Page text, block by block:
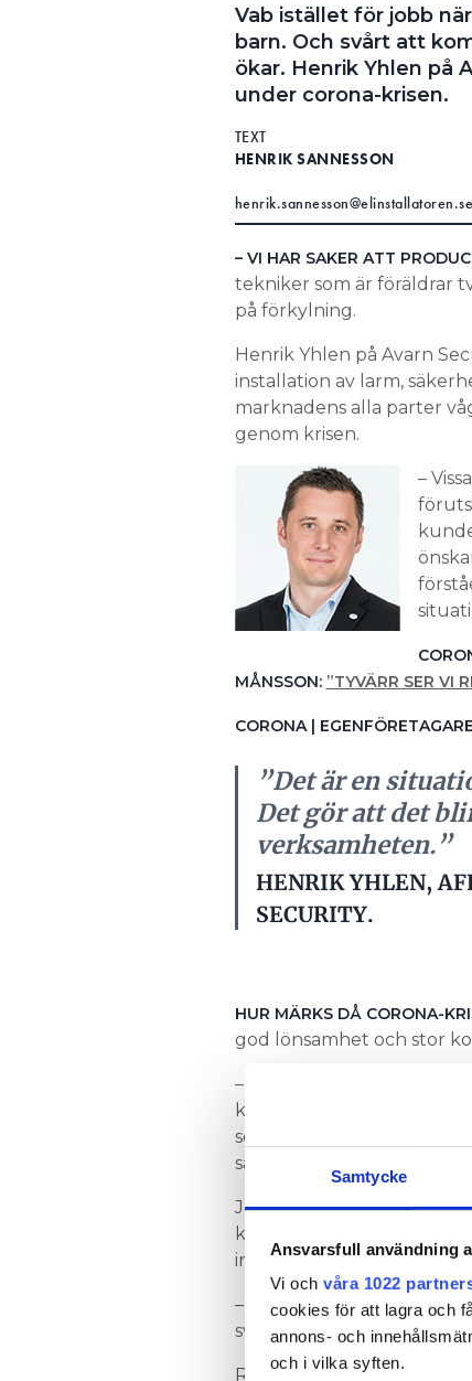
Samtycke
Ansvarsfull användning
Vi och våra 1022
cookies för att lagra och
annons- och
och i vilka syften.
Vab istället för jobb
barn. Och svårt att
ökar. Henrik Yhlen på
under corona-krisen.
TEXT
HENRIK SANNESSON
henrik.sannesson@elinstallatoren.se
– VI HAR SAKER ATT
tekniker som är föräldrar
på förkylning.
Henrik Yhlen på Avarn
installation av larm,
marknadens alla parter
genom krisen.
–
MÅNSSON: ”TYVÄRR SER VI
CORONA |
”Det är en
Det gör att det
verksamheten.”
HENRIK YHLEN,
SECURITY.
HUR MÄRKS DÅ CORONA-
god lönsamhet och stor
– Byggen och
kan vara svårt för våra
som helst. Våra säljare
säger Henrik Yhlen.
Jämfört med en finanskris
komma nya restriktioner
internt.
– Det är en situation som
svårt att planera
Regeringens åtgärder